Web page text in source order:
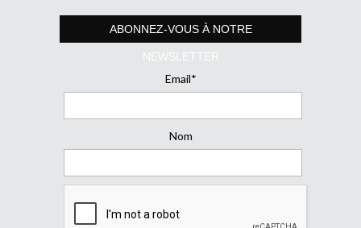
ABONNEZ-VOUS À NOTRE
NEWSLETTER
Email*
Nom